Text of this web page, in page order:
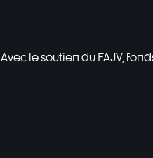
Avec le soutien du FAJV,